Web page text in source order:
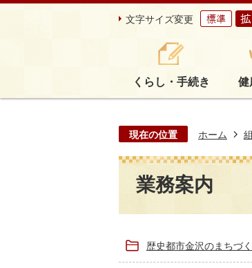
文字サイズ変更
くらし・手続き 健
現在の位置 ホーム
業務案内
歴史都市金沢のまちづ